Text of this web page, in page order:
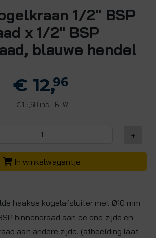
1/2" BSP
x 1/2" BSP
blauwe hendel
€ 12,96
€15,68 incl. BTW
+
In winkelwagentje
haakse kogelafsluiter met Ø10 mm
binnendraad aan de ene zijde en
aan andere zijde. (afbeelding laat